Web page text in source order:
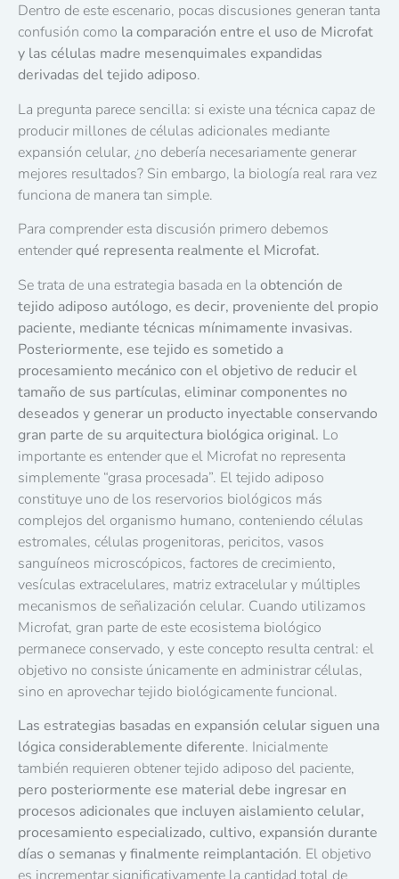
Dentro de este escenario, pocas discusiones generan tanta
confusión como la comparación entre el uso de Microfat
y las células madre mesenquimales expandidas
derivadas del tejido adiposo.
La pregunta parece sencilla: si existe una técnica capaz de
producir millones de células adicionales mediante
expansión celular, ¿no debería necesariamente generar
mejores resultados? Sin embargo, la biología real rara vez
funciona de manera tan simple.
Para comprender esta discusión primero debemos
entenderqué representa realmente el Microfat.
Se trata de una estrategia basada en la obtención de
tejido adiposo autólogo, es decir, proveniente del propio
paciente, mediante técnicas mínimamente invasivas.
Posteriormente, ese tejido es sometido a
procesamiento mecánico con el objetivo de reducir el
tamaño de sus partículas, eliminar componentes no
deseados y generar un producto inyectable conservando
gran parte de su arquitectura biológica original. Lo
importante es entender que el Microfat no representa
simplemente “grasa procesada”. El tejido adiposo
constituye uno de los reservorios biológicos más
complejos del organismo humano, conteniendo células
estromales, células progenitoras, pericitos, vasos
sanguíneos microscópicos, factores de crecimiento,
vesículas extracelulares, matriz extracelular y múltiples
mecanismos de señalización celular. Cuando utilizamos
Microfat, gran parte de este ecosistema biológico
permanece conservado, y este concepto resulta central: el
objetivo no consiste únicamente en administrar células,
sino en aprovechar tejido biológicamente funcional.
Las estrategias basadas en expansión celular siguen una
lógica considerablemente diferente. Inicialmente
también requieren obtener tejido adiposo del paciente,
pero posteriormente ese material debe ingresar en
procesos adicionales que incluyen aislamiento celular,
procesamiento especializado, cultivo, expansión durante
días o semanas y finalmente reimplantación. El objetivo